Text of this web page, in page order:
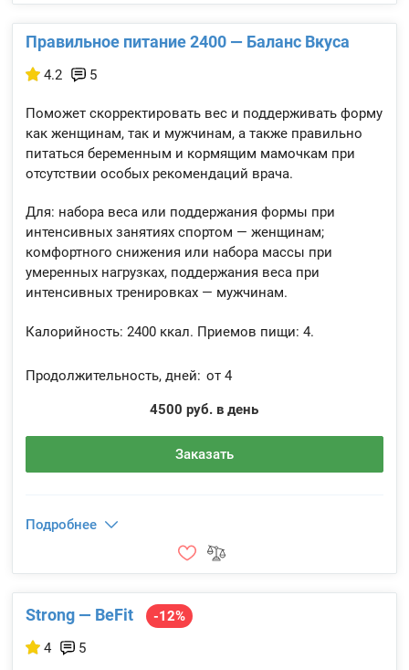
Правильное питание 2400 — Баланс Вкуса
4.2 5
Поможет скорректировать вес и поддерживать форму
как женщинам, так и мужчинам, а также правильно
питаться беременным и кормящим мамочкам при
отсутствии особых рекомендаций врача.
Для: набора веса или поддержания формы при
интенсивных занятиях спортом — женщинам;
комфортного снижения или набора массы при
умеренных нагрузках, поддержания веса при
интенсивных тренировках — мужчинам.
Калорийность: 2400 ккал. Приемов пищи: 4.
Продолжительность, дней: от 4
4500 руб. в день
Заказать
Подробнее
Strong — BeFit
-12%
4
5